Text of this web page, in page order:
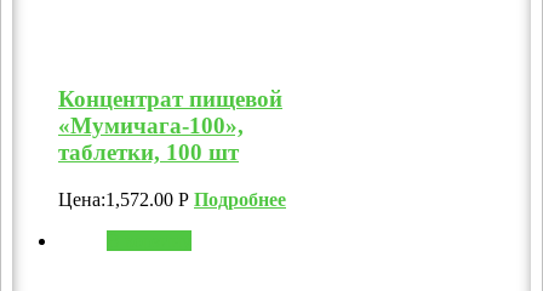
Концентрат пищевой
«Мумичага-100»,
таблетки, 100 шт
Цена:1,572.00 Р Подробнее